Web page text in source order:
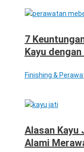
7
Kayu
Finishing &
Alasan Kayu
Alami